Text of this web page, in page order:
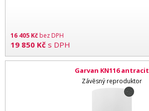
16 405 Kčbez DPH
19 850 Kč s DPH
Garvan KN116 antracit
Závěsný reproduktor